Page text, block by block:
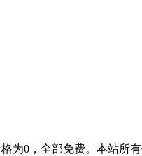
为0，全部免费。本站所